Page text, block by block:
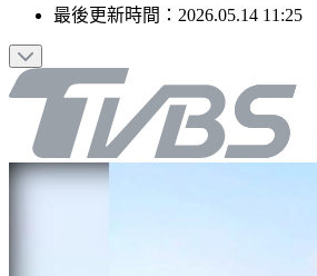
發佈時間：2026.05.14 11:22